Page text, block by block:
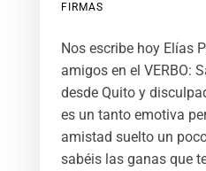
FIRMAS
Nos escribe hoy Elías
amigos en el VERBO:
desde Quito y
es un tanto emotiva
amistad suelto un
sabéis las ganas que